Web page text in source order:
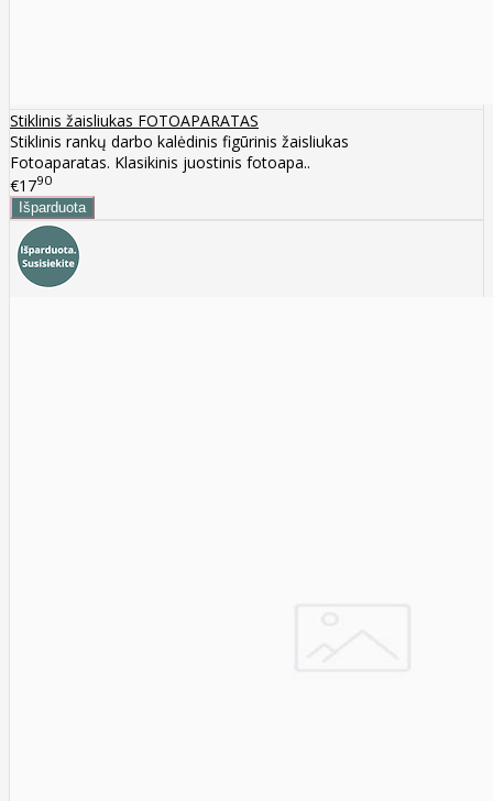
Stiklinis žaisliukas FOTOAPARATAS
Stiklinis rankų darbo kalėdinis figūrinis žaisliukas
Fotoaparatas. Klasikinis juostinis fotoapa..
€1790